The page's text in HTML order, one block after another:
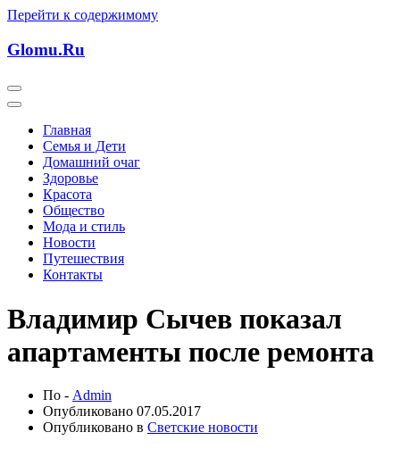
Перейти к содержимому
Glomu.Ru
Главная
Семья и Дети
Домашний очаг
Здоровье
Красота
Общество
Мода и стиль
Новости
Путешествия
Контакты
Владимир Сычев показал
апартаменты после ремонта
По - Admin
Опубликовано 07.05.2017
Опубликовано в Светские новости